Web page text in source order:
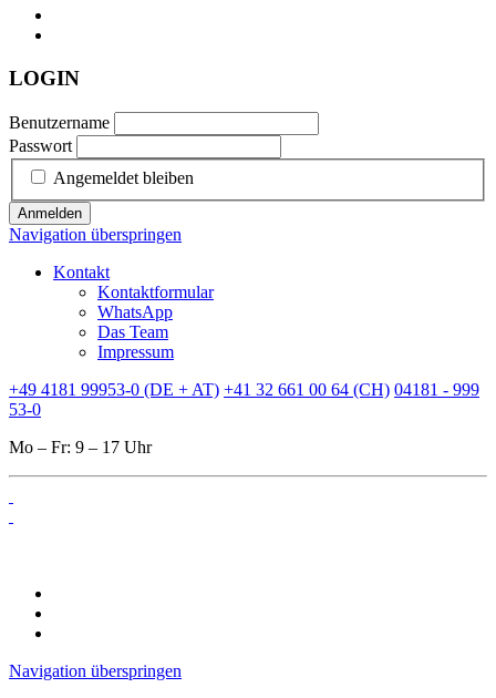
LOGIN
Benutzername
Passwort
Angemeldet bleiben
Anmelden
Navigation überspringen
Kontakt
Kontaktformular
WhatsApp
Das Team
Impressum
+49 4181 99953-0 (DE + AT) +41 32 661 00 64 (CH) 04181 - 999
53-0
Mo – Fr: 9 – 17 Uhr
Navigation überspringen